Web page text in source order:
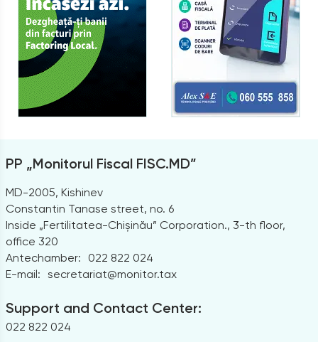
PP „Monitorul Fiscal FISC.MD”
MD-2005, Kishinev
Constantin Tanase street, no. 6
Inside „Fertilitatea-Chișinău” Corporation., 3-th floor,
office 320
Antechamber:
022 822 024
E-mail: secretariat@monitor.tax
Support and Contact Center:
022 822 024